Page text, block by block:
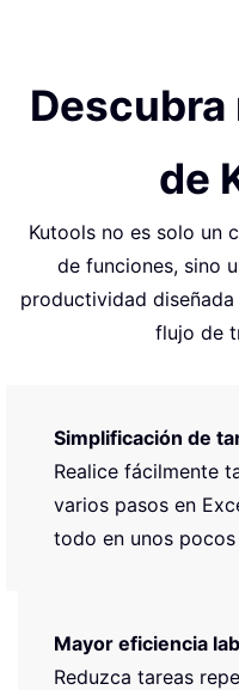
de
Kutools no es solo un
de funciones, sino
productividad
flujo de
Simplificación de
Realice fácilmente
varios pasos en
todo en unos pocos
Mayor eficiencia
Reduzca tareas